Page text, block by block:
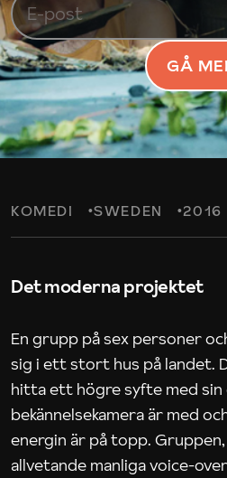
GÅ
KOMEDI SWEDEN 2016
Det moderna projektet
En grupp på sex personer
sig i ett stort hus på landet.
hitta ett högre syfte med sin
bekännelsekamera är med
energin är på topp.
allvetande manliga voice-